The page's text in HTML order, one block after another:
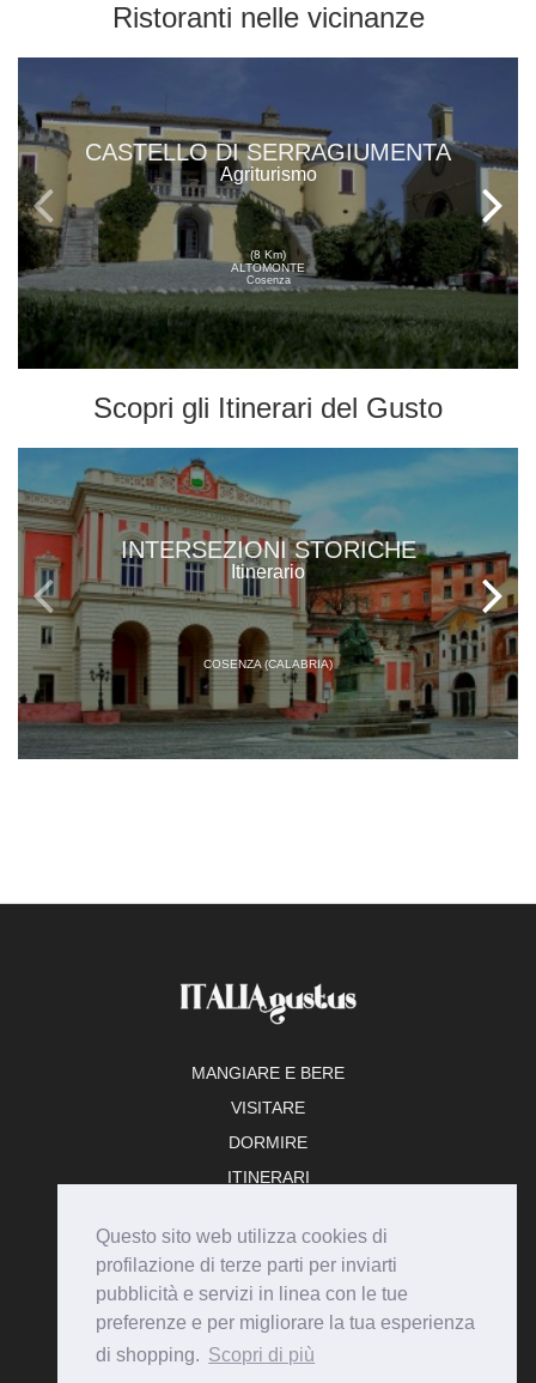
Questo sito web utilizza cookies di
profilazione di terze parti per inviarti
pubblicità e servizi in linea con le tue
preferenze e per migliorare la tua esperienza
di shopping. Scopri di più
Ristoranti nelle vicinanze
CASTELLO DI SERRAGIUMENTA
Agriturismo
(8 Km)
ALTOMONTE
Cosenza
Scopri gli Itinerari del Gusto
INTERSEZIONI STORICHE
Itinerario
COSENZA (CALABRIA)
MANGIARE E BERE
VISITARE
DORMIRE
ITINERARI
ADERISCI